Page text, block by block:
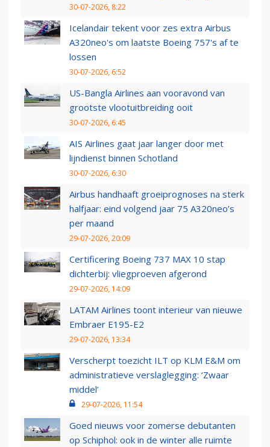
30-07-2026, 8:22
Icelandair tekent voor zes extra Airbus
A320neo's om laatste Boeing 757's af te
lossen
30-07-2026, 6:52
US-Bangla Airlines aan vooravond van
grootste vlootuitbreiding ooit
30-07-2026, 6:45
AIS Airlines gaat jaar langer door met
lijndienst binnen Schotland
30-07-2026, 6:30
Airbus handhaaft groeiprognoses na sterk
halfjaar: eind volgend jaar 75 A320neo’s
per maand
29-07-2026, 20:09
Certificering Boeing 737 MAX 10 stap
dichterbij: vliegproeven afgerond
29-07-2026, 14:09
LATAM Airlines toont interieur van nieuwe
Embraer E195-E2
29-07-2026, 13:34
Verscherpt toezicht ILT op KLM E&M om
administratieve verslaglegging: ‘Zwaar
middel’
29-07-2026, 11:54
Goed nieuws voor zomerse debutanten
op Schiphol: ook in de winter alle ruimte